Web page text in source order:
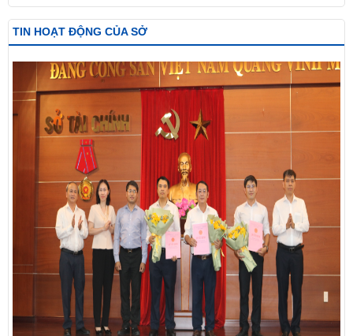
TIN HOẠT ĐỘNG CỦA SỞ